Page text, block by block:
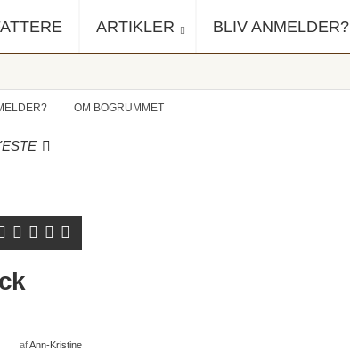
ARTIKLER BLIV ANMELDER?
OM BOGRUMMET
afAnn-Kristine